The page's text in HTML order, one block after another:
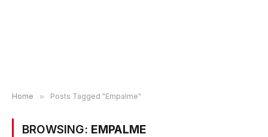
Home » Posts Tagged "Empalme"
BROWSING: EMPALME